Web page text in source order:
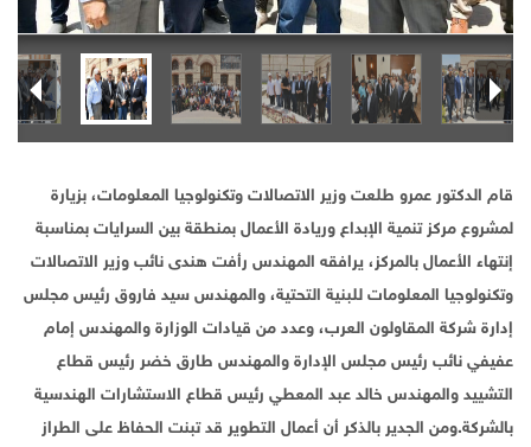
قام الدكتور عمرو طلعت وزير الاتصالات وتكنولوجيا المعلومات، بزيارة
لمشروع مركز تنمية الإبداع وريادة الأعمال بمنطقة بين السرايات بمناسبة
إنتهاء الأعمال بالمركز، يرافقه المهندس رأفت هندى نائب وزير الاتصالات
وتكنولوجيا المعلومات للبنية التحتية، والمهندس سيد فاروق رئيس مجلس
إدارة شركة المقاولون العرب، وعدد من قيادات الوزارة والمهندس إمام
عفيفي نائب رئيس مجلس الإدارة والمهندس طارق خضر رئيس قطاع
التشييد والمهندس خالد عبد المعطي رئيس قطاع الاستشارات الهندسية
بالشركة.ومن الجدير بالذكر أن أعمال التطوير قد تبنت الحفاظ على الطراز